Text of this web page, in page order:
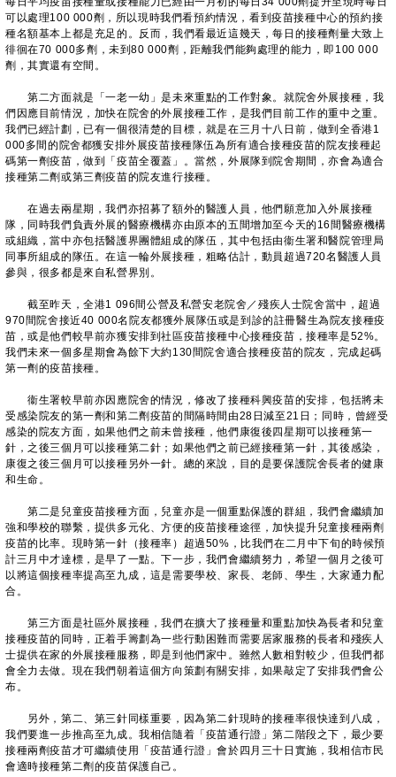
可以處理100 000劑，所以現時我們看預約情況，看到疫苗接種中心的預約接
種名額基本上都是充足的。反而，我們看最近這幾天，每日的接種劑量大致上
徘徊在70 000多劑，未到80 000劑，距離我們能夠處理的能力，即100 000
劑，其實還有空間。
第二方面就是「一老一幼」是未來重點的工作對象。就院舍外展接種，我
們因應目前情況，加快在院舍的外展接種工作，是我們目前工作的重中之重。
我們已經計劃，已有一個很清楚的目標，就是在三月十八日前，做到全香港1
000多間的院舍都獲安排外展疫苗接種隊伍為所有適合接種疫苗的院友接種起
碼第一劑疫苗，做到「疫苗全覆蓋」。當然，外展隊到院舍期間，亦會為適合
接種第二劑或第三劑疫苗的院友進行接種。
在過去兩星期，我們亦招募了額外的醫護人員，他們願意加入外展接種
隊，同時我們負責外展的醫療機構亦由原本的五間增加至今天的16間醫療機構
或組織，當中亦包括醫護界團體組成的隊伍，其中包括由衞生署和醫院管理局
同事所組成的隊伍。在這一輪外展接種，粗略估計，動員超過720名醫護人員
參與，很多都是來自私營界別。
截至昨天，全港1 096間公營及私營安老院舍／殘疾人士院舍當中，超過
970間院舍接近40 000名院友都獲外展隊伍或是到診的註冊醫生為院友接種疫
苗，或是他們較早前亦獲安排到社區疫苗接種中心接種疫苗，接種率是52%。
我們未來一個多星期會為餘下大約130間院舍適合接種疫苗的院友，完成起碼
第一劑的疫苗接種。
衞生署較早前亦因應院舍的情況，修改了接種科興疫苗的安排，包括將未
受感染院友的第一劑和第二劑疫苗的間隔時間由28日減至21日；同時，曾經受
感染的院友方面，如果他們之前未曾接種，他們康復後四星期可以接種第一
針，之後三個月可以接種第二針；如果他們之前已經接種第一針，其後感染，
康復之後三個月可以接種另外一針。總的來說，目的是要保護院舍長者的健康
和生命。
第二是兒童疫苗接種方面，兒童亦是一個重點保護的群組，我們會繼續加
強和學校的聯繫，提供多元化、方便的疫苗接種途徑，加快提升兒童接種兩劑
疫苗的比率。現時第一針（接種率）超過50%，比我們在二月中下旬的時候預
計三月中才達標，是早了一點。下一步，我們會繼續努力，希望一個月之後可
以將這個接種率提高至九成，這是需要學校、家長、老師、學生，大家通力配
合。
第三方面是社區外展接種，我們在擴大了接種量和重點加快為長者和兒童
接種疫苗的同時，正着手籌劃為一些行動困難而需要居家服務的長者和殘疾人
士提供在家的外展接種服務，即是到他們家中。雖然人數相對較少，但我們都
會全力去做。現在我們朝着這個方向策劃有關安排，如果敲定了安排我們會公
布。
另外，第二、第三針同樣重要，因為第二針現時的接種率很快達到八成，
我們要進一步推高至九成。我相信隨着「疫苗通行證」第二階段之下，最少要
接種兩劑疫苗才可繼續使用「疫苗通行證」會於四月三十日實施，我相信市民
會適時接種第二劑的疫苗保護自己。